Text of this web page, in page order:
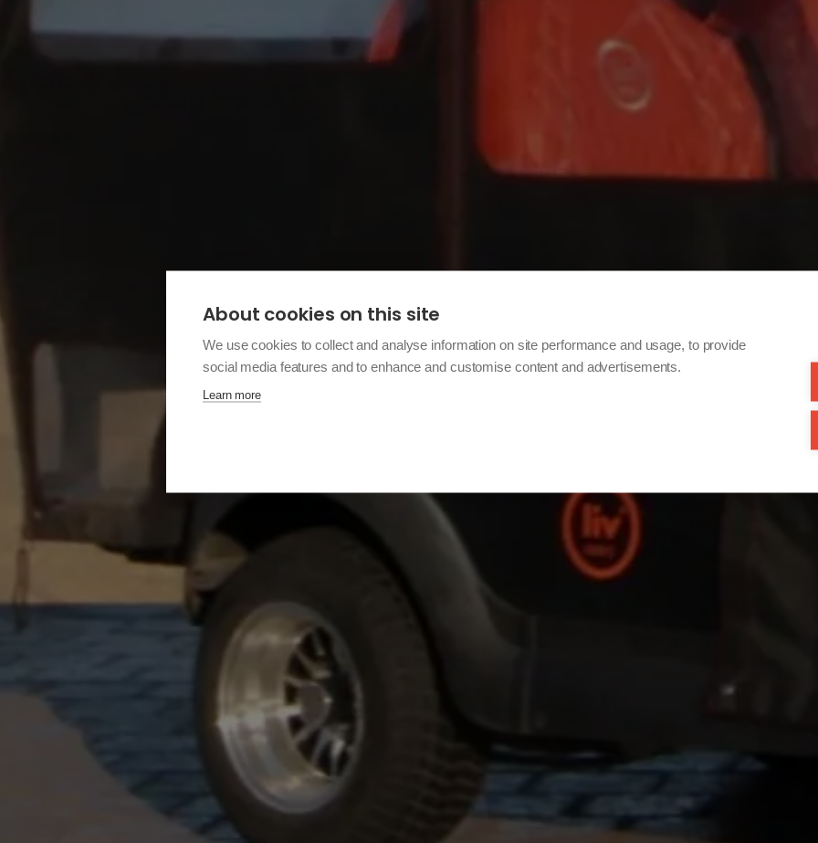
About cookies on this site
We use cookies to collect and analyse information on site performance and usage, to provide
social media features and to enhance and customise content and advertisements.
Learn more